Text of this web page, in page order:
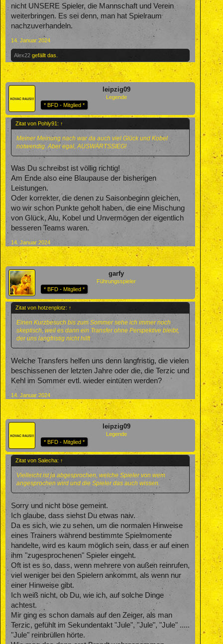
nicht UNSERE Spieler, die Mannschaft und Verein
weiterbringen. Es sei denn, man hat Spielraum
nachzuverhandeln.
14. Januar 2024
Alex22 gefällt das.
leipzig09
Legende
* BFD - Mitglied *
Zitat von Pohly91: ↑
Meiner Meinung nach war da auch viel Glück und Kobel
notwendig. Aber egal, AUSWÄRTSSIEG!
Was Du schreibst ist völlig richtig!
Am Ende also eine Blaupause der bisherigen
Leistungen.
Oder korrekter, die denen zu Saisonbeginn gleichen,
wo wir schon Punkte geholt haben, die eine Mischung
von Glück, Alu, Kobel und Unvermögen der eigentlich
besseren Teams waren.
14. Januar 2024
garfy
Führungsspieler
* BFD - Mitglied *
Zitat von hotzenplotz: ↑
Einen Kurzbesuch bis zum Sommer sehe ich immer noch
skeptisch, weil es dann ein Transfer ohne Perspektive bleibt,
der uns langfristig nicht hilft
Welche Transfers helfen uns denn langfristig, die vielen
beschissenen der letzten Jahre oder die, die Terzic und
Kehl im Sommer evtl. wieder eintüten werden?
14. Januar 2024
leipzig09
Legende
* BFD - Mitglied *
Zitat von Salecha: ↑
Vielleicht ist ja abgesprochen, welche Spieler von wem
angesprochen wird und die Spieler das auch wissen.
Sorry und nicht böse gemeint.
Ich glaube, dass siehst Du etwas naiv.
Da es sich, wie zu sehen, um die normalen Hinweise
eines Trainers während bestimmte Spielmomente
handelte, wird es kaum möglich sein, dass er auf einen
ihm "zugesprochenen" Spieler eingeht.
Oft ist es so, dass, wenn mehrere von außen reinrufen,
viel weniger bei den Spielern ankommt, als wenn nur
einer Hinweise gibt.
Ich weiß nicht, ob Du, wie ich, auf solche Dinge
achtest.
Mir ging es schon damals auf den Zeiger, als man
Terzic, gefühlt im Sekundentakt "Jule", "Jule", "Jule" .....
"Jule" reinbrüllen hörte.